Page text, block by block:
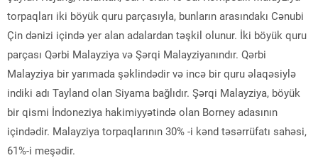
torpaqları iki böyük quru parçasıyla, bunların arasındakı Cənubi
Çin dənizi içində yer alan adalardan təşkil olunur. İki böyük quru
parçası Qərbi Malayziya və Şərqi Malayziyanındır. Qərbi
Malayziya bir yarımada şəklindədir və incə bir quru əlaqəsiylə
indiki adı Tayland olan Siyama bağlıdır. Şərqi Malayziya, böyük
bir qismi İndoneziya hakimiyyətində olan Borney adasının
içindədir. Malayziya torpaqlarının 30% -i kənd təsərrüfatı sahəsi,
61%-i meşədir.